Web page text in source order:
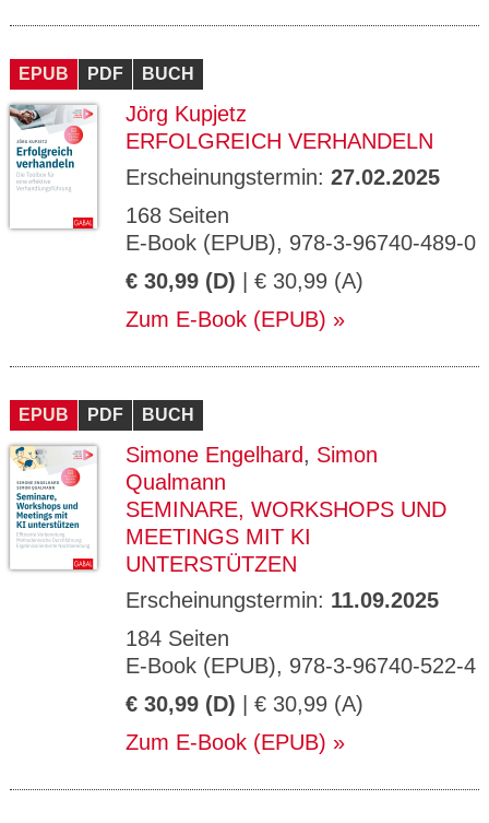
EPUB PDF BUCH
Jörg Kupjetz
ERFOLGREICH VERHANDELN
Erscheinungstermin: 27.02.2025
168 Seiten
E-Book (EPUB), 978-3-96740-489-0
€ 30,99 (D) | € 30,99 (A)
Zum E-Book (EPUB)
EPUB PDF BUCH
Simone Engelhard, Simon
Qualmann
SEMINARE, WORKSHOPS UND
MEETINGS MIT KI
UNTERSTÜTZEN
Erscheinungstermin: 11.09.2025
184 Seiten
E-Book (EPUB), 978-3-96740-522-4
€ 30,99 (D) | € 30,99 (A)
Zum E-Book (EPUB)